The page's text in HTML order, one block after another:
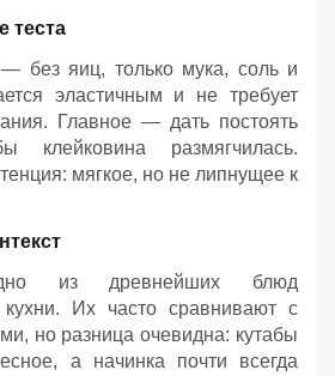
теста
без яиц, только мука, соль и
эластичным и не требует
Главное — дать постоять
клейковина размягчилась.
мягкое, но не липнущее к
из древнейших блюд
кухни. Их часто сравнивают с
но разница очевидна: кутабы
а начинка почти всегда